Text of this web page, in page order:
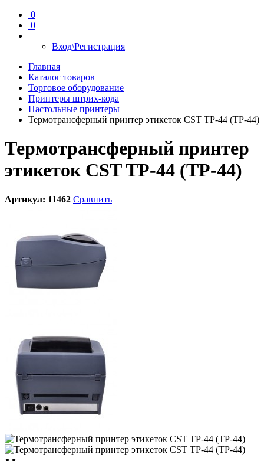
0
0
Вход\Регистрация
Главная
Каталог товаров
Торговое оборудование
Принтеры штрих-кода
Настольные принтеры
Термотрансферный принтер этикеток CST TP-44 (TP-44)
Термотрансферный принтер
этикеток CST TP-44 (TP-44)
Артикул: 11462 Сравнить